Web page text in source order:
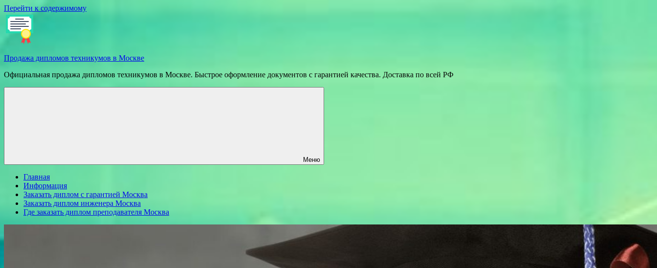
Перейти к содержимому
Продажа дипломов техникумов в Москве
Официальная продажа дипломов техникумов в Москве. Быстрое оформление документов с гарантией качества. Доставка по всей РФ
Меню
Главная
Информация
Заказать диплом с гарантией Москва
Заказать диплом инженера Москва
Где заказать диплом преподавателя Москва